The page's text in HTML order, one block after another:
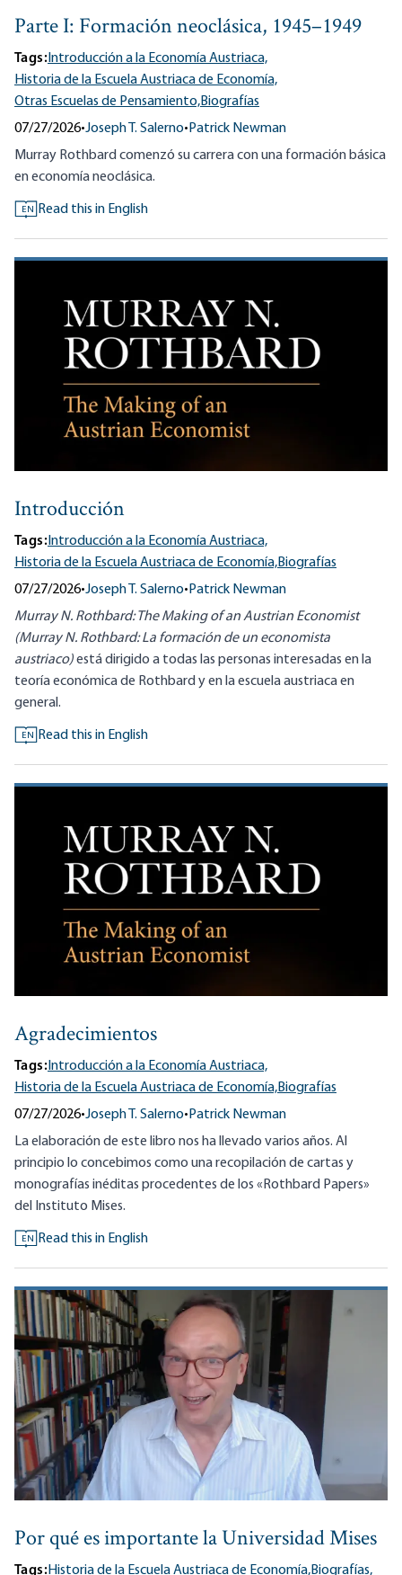
Parte I: Formación neoclásica, 1945–1949
Tags: Introducción a la Economía Austriaca,
Historia de la Escuela Austriaca de Economía,
Otras Escuelas de Pensamiento,Biografías
07/27/2026•Joseph T. Salerno• Patrick Newman
Murray Rothbard comenzó su carrera con una formación básica
en economía neoclásica.
EN Read this in English
Introducción
Tags: Introducción a la Economía Austriaca,
Historia de la Escuela Austriaca de Economía,Biografías
07/27/2026•Joseph T. Salerno• Patrick Newman
Murray N. Rothbard: The Making of an Austrian Economist
(Murray N. Rothbard: La formación de un economista
austriaco)está dirigido a todas las personas interesadas en la
teoría económica de Rothbard y en la escuela austriaca en
general.
EN Read this in English
Agradecimientos
Tags:Introducción a la Economía Austriaca,
Historia de la Escuela Austriaca de Economía,Biografías
07/27/2026•Joseph T. Salerno•Patrick Newman
La elaboración de este libro nos ha llevado varios años. Al
principio lo concebimos como una recopilación de cartas y
monografías inéditas procedentes de los «Rothbard Papers»
del Instituto Mises.
EN Read this in English
Por qué es importante la Universidad Mises
Tags:Historia de la Escuela Austriaca de Economía,Biografías,